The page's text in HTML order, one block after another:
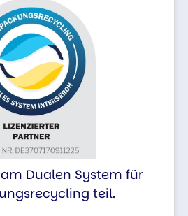
Dualen System für
teil.